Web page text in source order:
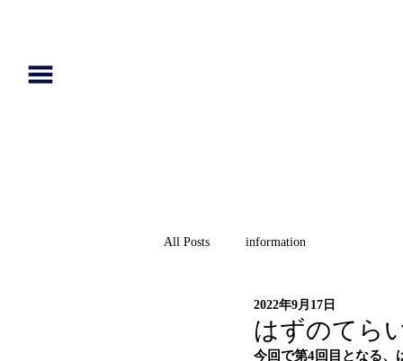
All Posts information
はずのてら
2022年9月17日
今回で第4回目となる、